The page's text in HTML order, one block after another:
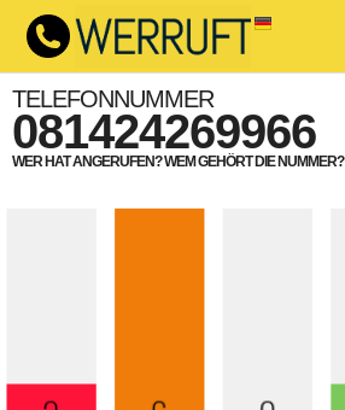
TELEFONNUMMER
081424269966
WER HAT ANGERUFEN? WEM GEHÖRT DIE NUMMER?